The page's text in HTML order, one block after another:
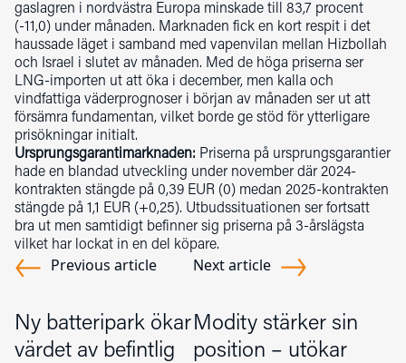
gaslagren i nordvästra Europa minskade till 83,7 procent
(-11,0) under månaden. Marknaden fick en kort respit i det
haussade läget i samband med vapenvilan mellan Hizbollah
och Israel i slutet av månaden. Med de höga priserna ser
LNG-importen ut att öka i december, men kalla och
vindfattiga väderprognoser i början av månaden ser ut att
försämra fundamentan, vilket borde ge stöd för ytterligare
prisökningar initialt.
Ursprungsgarantimarknaden: Priserna på ursprungsgarantier
hade en blandad utveckling under november där 2024-
kontrakten stängde på 0,39 EUR (0) medan 2025-kontrakten
stängde på 1,1 EUR (+0,25). Utbudssituationen ser fortsatt
bra ut men samtidigt befinner sig priserna på 3-årslägsta
vilket har lockat in en del köpare.
Previous article
Ny batteripark ökar
värdet av befintlig
Next article
Modity stärker sin
position – utökar